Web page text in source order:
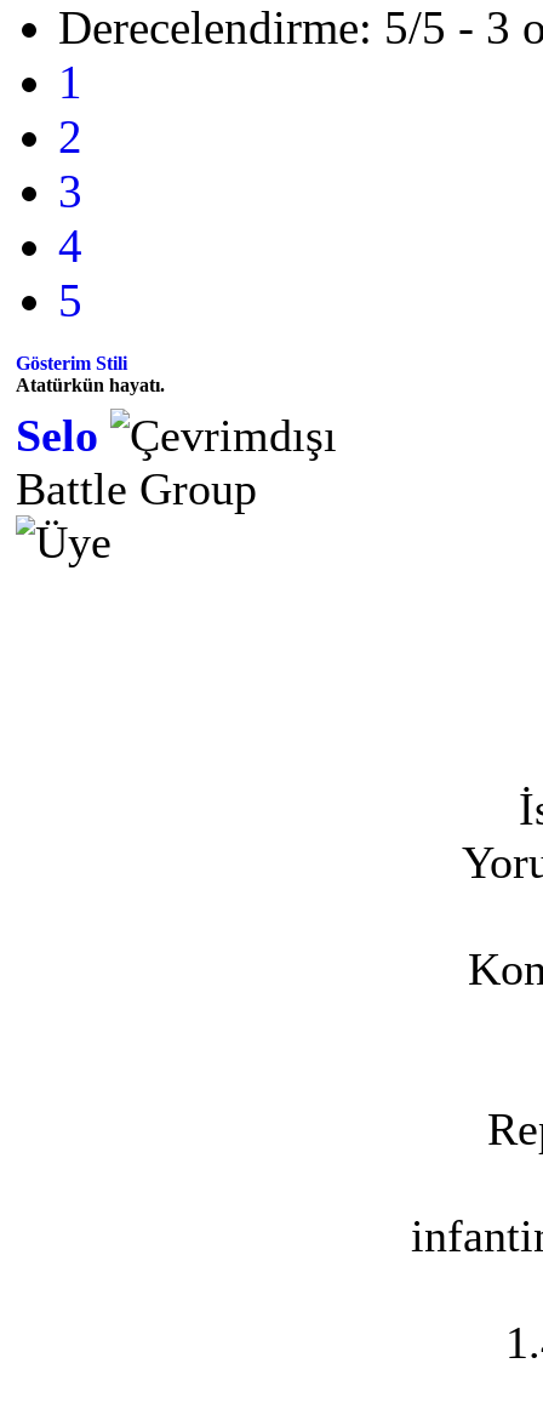
Derecelendirme: 5/5 - 3
1
2
3
4
5
Gösterim Stili
Atatürkün hayatı.
Selo
Battle Group